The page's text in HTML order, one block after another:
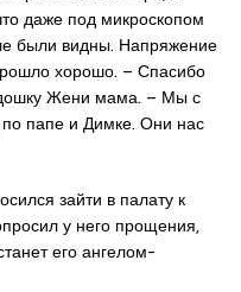
даже под микроскопом
были видны. Напряжение
хорошо. – Спасибо
Жени мама. – Мы с
папе и Димке. Они нас
зайти в палату к
у него прощения,
его ангелом-